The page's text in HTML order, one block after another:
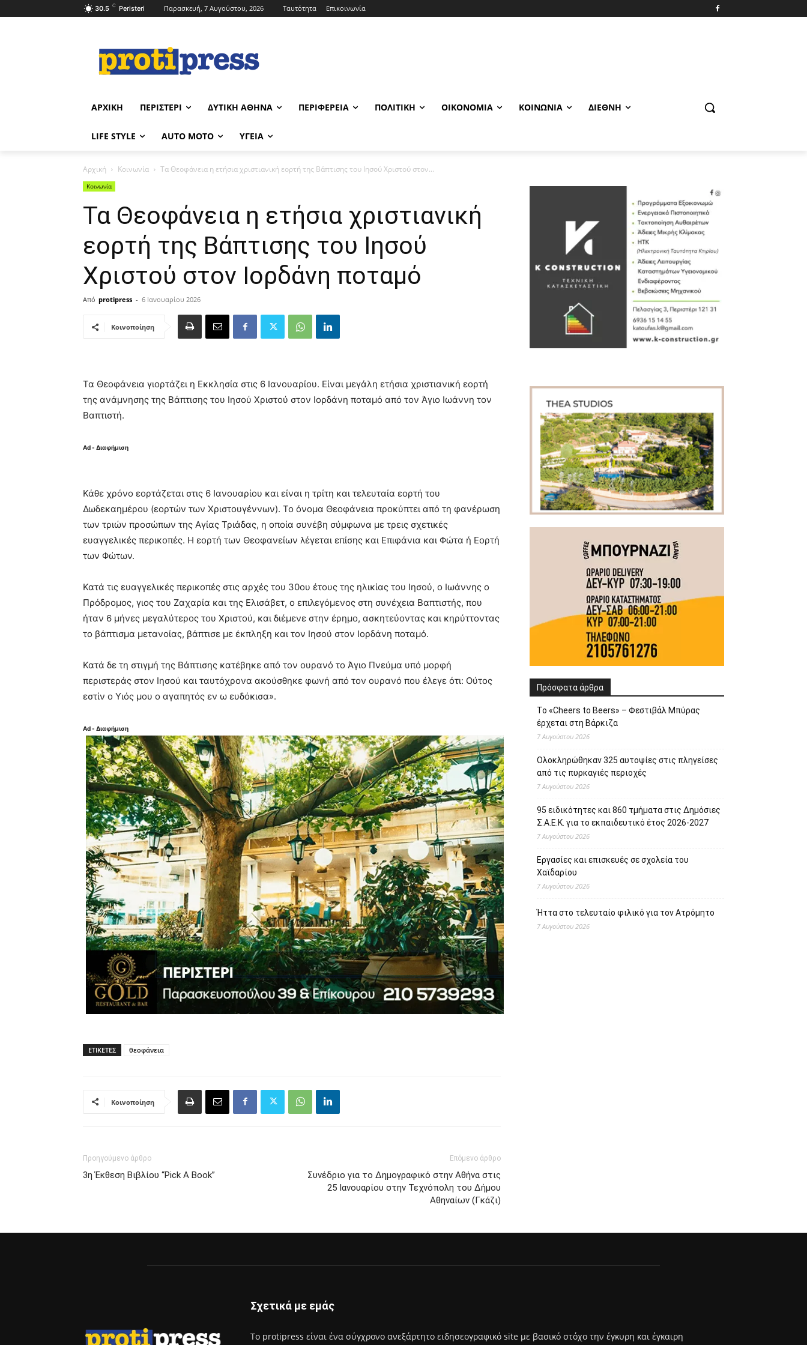
30.5 C Peristeri Παρασκευή, 7 Αυγούστου, 2026 Ταυτότητα Επικοινωνία
ΑΡΧΙΚΉ ΠΕΡΙΣΤΈΡΙ ΔΥΤΙΚΉ ΑΘΉΝΑ ΠΕΡΙΦΈΡΕΙΑ ΠΟΛΙΤΙΚΉ ΟΙΚΟΝΟΜΊΑ ΚΟΙΝΩΝΊΑ ΔΙΕΘΝΉ
LIFE STYLE AUTO MOTO ΥΓΕΊΑ
Αρχική Κοινωνία Τα Θεοφάνεια η ετήσια χριστιανική εορτή της Βάπτισης του Ιησού Χριστού στον...
Κοινωνία
Τα Θεοφάνεια η ετήσια χριστιανική
εορτή της Βάπτισης του Ιησού
Χριστού στον Ιορδάνη ποταμό
Από protipress - 6 Ιανουαρίου 2026
Κοινοποίηση
Τα Θεοφάνεια γιορτάζει η Εκκλησία στις 6 Ιανουαρίου. Είναι μεγάλη ετήσια χριστιανική εορτή
της ανάμνησης της Βάπτισης του Ιησού Χριστού στον Ιορδάνη ποταμό από τον Άγιο Ιωάννη τον
Βαπτιστή.
Ad - Διαφήμιση
Κάθε χρόνο εορτάζεται στις 6 Ιανουαρίου και είναι η τρίτη και τελευταία εορτή του
Δωδεκαημέρου (εορτών των Χριστουγέννων). Το όνομα Θεοφάνεια προκύπτει από τη φανέρωση
των τριών προσώπων της Αγίας Τριάδας, η οποία συνέβη σύμφωνα με τρεις σχετικές
ευαγγελικές περικοπές. Η εορτή των Θεοφανείων λέγεται επίσης και Επιφάνια και Φώτα ή Εορτή
των Φώτων.
Κατά τις ευαγγελικές περικοπές στις αρχές του 30ου έτους της ηλικίας του Ιησού, ο Ιωάννης ο
Πρόδρομος, γιος του Ζαχαρία και της Ελισάβετ, ο επιλεγόμενος στη συνέχεια Βαπτιστής, που
ήταν 6 μήνες μεγαλύτερος του Χριστού, και διέμενε στην έρημο, ασκητεύοντας και κηρύττοντας
το βάπτισμα μετανοίας, βάπτισε με έκπληξη και τον Ιησού στον Ιορδάνη ποταμό.
Κατά δε τη στιγμή της Βάπτισης κατέβηκε από τον ουρανό το Άγιο Πνεύμα υπό μορφή
περιστεράς στον Ιησού και ταυτόχρονα ακούσθηκε φωνή από τον ουρανό που έλεγε ότι: Ούτος
εστίν ο Υιός μου ο αγαπητός εν ω ευδόκισα».
Ad - Διαφήμιση
ΕΤΙΚΈΤΕΣ θεοφάνεια
Κοινοποίηση
Προηγούμενο άρθρο
3η Έκθεση Βιβλίου “Pick A Book”
Επόμενο άρθρο
Συνέδριο για το Δημογραφικό στην Αθήνα στις
25 Ιανουαρίου στην Τεχνόπολη του Δήμου
Αθηναίων (Γκάζι)
Πρόσφατα άρθρα
Το «Cheers to Beers» – Φεστιβάλ Μπύρας
έρχεται στη Βάρκιζα
7 Αυγούστου 2026
Ολοκληρώθηκαν 325 αυτοψίες στις πληγείσες
από τις πυρκαγιές περιοχές
7 Αυγούστου 2026
95 ειδικότητες και 860 τμήματα στις Δημόσιες
Σ.Α.Ε.Κ. για το εκπαιδευτικό έτος 2026-2027
7 Αυγούστου 2026
Εργασίες και επισκευές σε σχολεία του
Χαϊδαρίου
7 Αυγούστου 2026
Ήττα στο τελευταίο φιλικό για τον Ατρόμητο
7 Αυγούστου 2026
Σχετικά με εμάς
Το protipress είναι ένα σύγχρονο ανεξάρτητο ειδησεογραφικό site με βασικό στόχο την έγκυρη και έγκαιρη